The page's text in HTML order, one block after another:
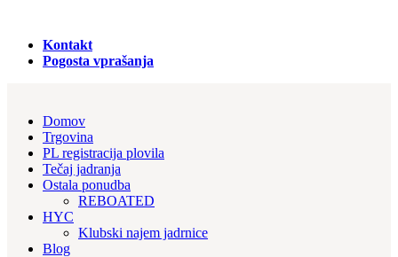
Kontakt
Pogosta vprašanja
Domov
Trgovina
PL registracija plovila
Tečaj jadranja
Ostala ponudba
REBOATED
HYC
Klubski najem jadrnice
Blog